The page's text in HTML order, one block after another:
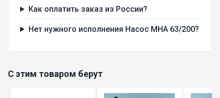
Как оплатить заказ из России?
Нет нужного исполнения Насос МНА 63/200?
С этим товаром берут